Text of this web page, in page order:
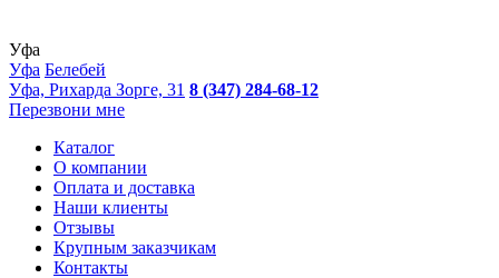
Уфа
Уфа Белебей
Уфа, Рихарда Зорге, 31 8 (347) 284-68-12
Перезвони мне
Каталог
О компании
Оплата и доставка
Наши клиенты
Отзывы
Крупным заказчикам
Контакты